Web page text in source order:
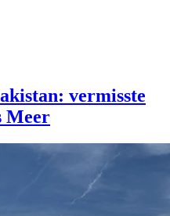
vermisste
Meer